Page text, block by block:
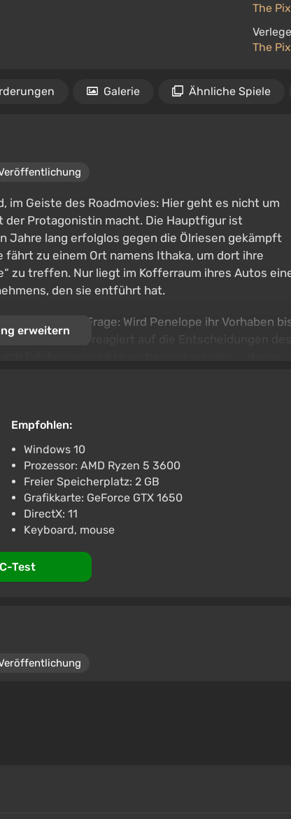
The
The
Galerie Ähnliche Spiele
Geiste des Roadmovies: Hier geht es nicht um
der Protagonistin macht. Die Hauptfigur ist
Jahre lang erfolglos gegen die Ölriesen gekämpft
zu einem Ort namens Ithaka, um dort ihre
zu treffen. Nur liegt im Kofferraum ihres Autos
den sie entführt hat.
die zentrale Frage: Wird Penelope ihr Vorhaben
Die Handlung reagiert auf die Entscheidungen des
austauschen, versteckte Hinweise suchen
erweitern
Empfohlen:
Windows 10
Prozessor: AMD Ryzen 5 3600
Freier Speicherplatz: 2 GB
Grafikkarte: GeForce GTX 1650
DirectX: 11
Keyboard, mouse
Test